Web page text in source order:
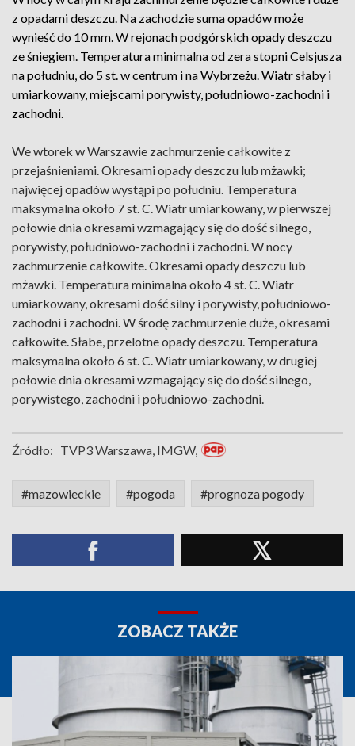
z opadami deszczu. Na zachodzie suma opadów może
wynieść do 10 mm. W rejonach podgórskich opady deszczu
ze śniegiem. Temperatura minimalna od zera stopni Celsjusza
na południu, do 5 st. w centrum i na Wybrzeżu. Wiatr słaby i
umiarkowany, miejscami porywisty, południowo-zachodni i
zachodni.
We wtorek w Warszawie zachmurzenie całkowite z
przejaśnieniami. Okresami opady deszczu lub mżawki;
najwięcej opadów wystąpi po południu. Temperatura
maksymalna około 7 st. C. Wiatr umiarkowany, w pierwszej
połowie dnia okresami wzmagający się do dość silnego,
porywisty, południowo-zachodni i zachodni. W nocy
zachmurzenie całkowite. Okresami opady deszczu lub
mżawki. Temperatura minimalna około 4 st. C. Wiatr
umiarkowany, okresami dość silny i porywisty, południowo-
zachodni i zachodni. W środę zachmurzenie duże, okresami
całkowite. Słabe, przelotne opady deszczu. Temperatura
maksymalna około 6 st. C. Wiatr umiarkowany, w drugiej
połowie dnia okresami wzmagający się do dość silnego,
porywistego, zachodni i południowo-zachodni.
Źródło: TVP3 Warszawa, IMGW,
#mazowieckie #pogoda #prognoza pogody
ZOBACZ TAKŻE